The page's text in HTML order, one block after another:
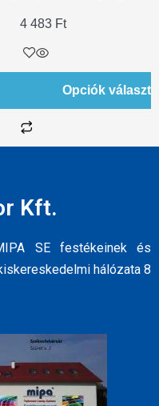
4 483 Ft
Opciók
Kft.
SE festékeinek és
hálózata 8